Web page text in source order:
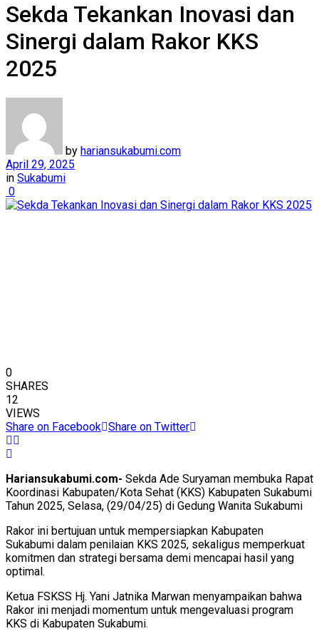
Sekda Tekankan Inovasi dan
Sinergi dalam Rakor KKS
2025
by hariansukabumi.com
April 29, 2025
in Sukabumi
0
0
SHARES
12
VIEWS
Share on Facebook Share on Twitter
Hariansukabumi.com- Sekda Ade Suryaman membuka Rapat
Koordinasi Kabupaten/Kota Sehat (KKS) Kabupaten Sukabumi
Tahun 2025, Selasa, (29/04/25) di Gedung Wanita Sukabumi
Rakor ini bertujuan untuk mempersiapkan Kabupaten
Sukabumi dalam penilaian KKS 2025, sekaligus memperkuat
komitmen dan strategi bersama demi mencapai hasil yang
optimal.
Ketua FSKSS Hj. Yani Jatnika Marwan menyampaikan bahwa
Rakor ini menjadi momentum untuk mengevaluasi program
KKS di Kabupaten Sukabumi.